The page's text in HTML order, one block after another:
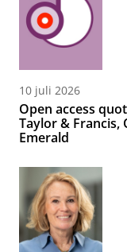
10 juli 2026
Open access
Taylor & Francis,
Emerald